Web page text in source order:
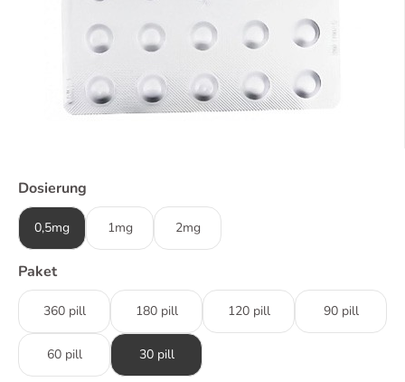
Dosierung
0,5mg 1mg 2mg
Paket
360 pill 180 pill 120 pill 90 pill
60 pill 30 pill